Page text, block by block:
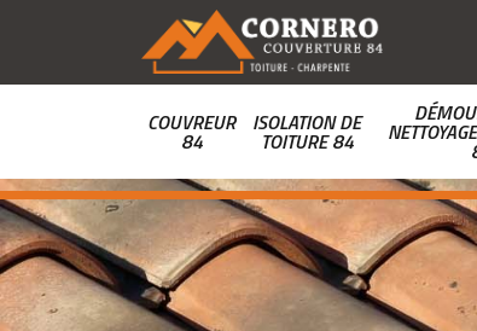
COUVREUR
84
ISOLATION DE
TOITURE 84